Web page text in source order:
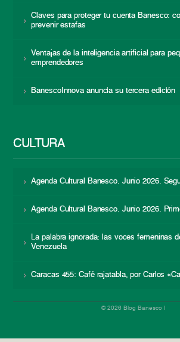
Claves para proteger tu cuenta Banesco:
prevenir estafas
Ventajas de la inteligencia artificial para
emprendedores
BanescoInnova anuncia su tercera edición
CULTURA
Agenda Cultural Banesco. Junio 2026.
Agenda Cultural Banesco. Junio 2026.
La palabra ignorada: las voces femeninas
Venezuela
Caracas 455: Café rajatabla, por Carlos
© 2026 Blog Banesco |